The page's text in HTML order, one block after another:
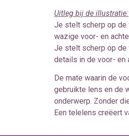
Uitleg bij de illustratie:
Je stelt scherp op de
wazige voor- en
Je stelt scherp op de
details in de voor- en
De mate waarin de
gebruikte lens en de
onderwerp. Zonder
Een telelens creëert